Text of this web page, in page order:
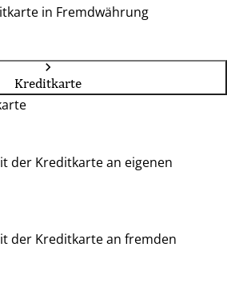
in Fremdwährung
Kreditkarte
der Kreditkarte an eigenen
der Kreditkarte an fremden